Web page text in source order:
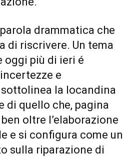
drammatica che
di riscrivere. Un tema
oggi più di ieri é
e
la locandina
di quello che, pagina
oltre l’elaborazione
e si configura come un
sulla riparazione di